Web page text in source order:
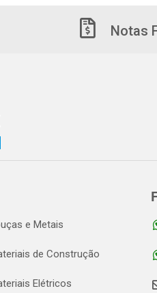
Notas
e Metais
de Construção
Elétricos